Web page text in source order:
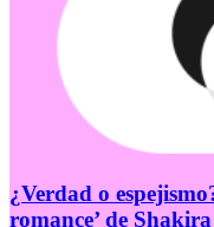
¿Verdad o
romance’ de Shakira